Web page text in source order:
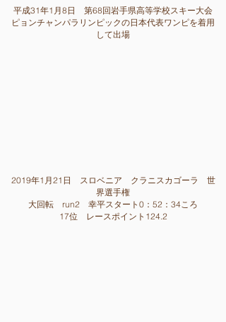
平成31年1月8 日 第68回岩手県高等学校スキー大会
​ピョンチャンパラリンピックの日本代表ワンピを着用
して出場
2019年1月21 日 スロベニア クラニスカゴーラ 世
界選手権
大回転 run2 幸平スタート0：52：34ころ
17位 レースポイント124.2